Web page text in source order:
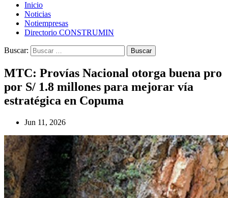
Inicio
Noticias
Notiempresas
Directorio CONSTRUMIN
Buscar:
MTC: Provías Nacional otorga buena pro
por S/ 1.8 millones para mejorar vía
estratégica en Copuma
Jun 11, 2026